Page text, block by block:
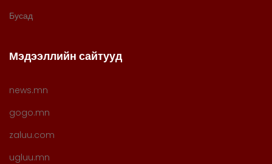
Бусад
Мэдээллийн сайтууд
news.mn
gogo.mn
zaluu.com
ugluu.mn